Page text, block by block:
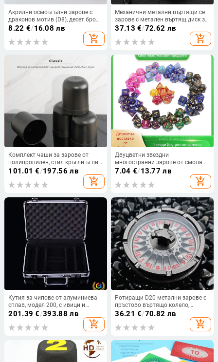
Акрилни осмоъгълни зарове с
драконов мотив (D8), десет броя
за Dungeons & Dragons
8.22 €/16.08 лв
add_shopping_cart
Механични метални въртящи се
зарове с метален въртящ диск за
настолни игри Dungeons &
37.13 €/72.62 лв
add_shopping_cart
Комплект чаши за зарове от
полипропилен, стил кръгли ъгли,
модел 068, 60 броя в кутия, за
101.01 €/197.56 лв
add_shopping_cart
Двуцветни звездни
многостранни зарове от смола и
акрил, прозрачни и цветни
7.04 €/13.77 лв
add_shopping_cart
Кутия за чипове от алуминиева
сплав, модел 200, с ивици и
закръглени ъгли – подходяща за
персонализируема, комплект от
201.39 €/393.88 лв
add_shopping_cart
Ротиращи D20 метални зарове с
пръстово въртящо колело,
цинкова сплав, 20-странни лица,
36.21 €/70.82 лв
add_shopping_cart